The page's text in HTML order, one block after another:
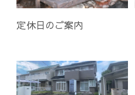
定休日のご案内